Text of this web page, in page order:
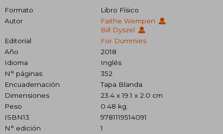
Formato
Libro Físico
Autor
Faithe Wempen
Bill Dyszel
Editorial
For Dummies
Año
2018
Idioma
Inglés
N° páginas
352
Encuadernación
Tapa Blanda
Dimensiones
23.4 x 19.1 x 2.0 cm
Peso
0.48 kg.
ISBN13
9781119514091
N° edición
1